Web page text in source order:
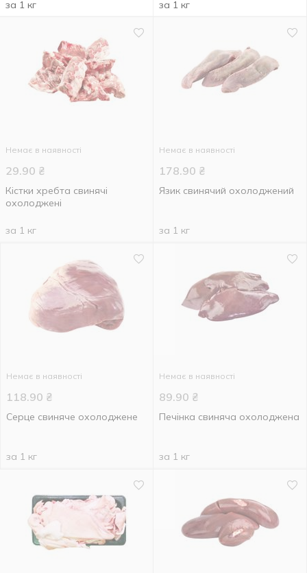
за 1 кг за 1 кг
Немає в наявності
29.90 ₴
Кістки хребта свинячі
охолоджені
за 1 кг
Немає в наявності
178.90 ₴
Язик свинячий охолоджений
за 1 кг
Немає в наявності
118.90 ₴
Серце свиняче охолоджене
за 1 кг
Немає в наявності
89.90 ₴
Печінка свиняча охолоджена
за 1 кг